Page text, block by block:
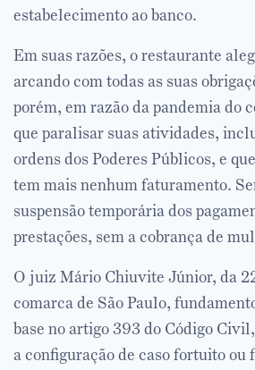
estabelecimento ao banco.
Em suas razões, o restaurante
arcando com todas as suas
porém, em razão da pandemia do
que paralisar suas atividades,
ordens dos Poderes Públicos, e
tem mais nenhum faturamento.
suspensão temporária dos
prestações, sem a cobrança de
O juiz Mário Chiuvite Júnior, da
comarca de São Paulo,
base no artigo 393 do Código
a configuração de caso fortuito ou